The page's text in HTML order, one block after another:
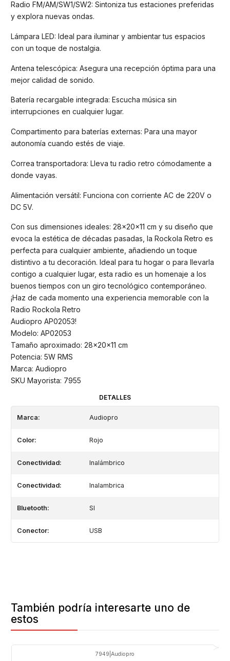
Radio FM/AM/SW1/SW2: Sintoniza tus estaciones preferidas
y explora nuevas ondas.
Lámpara LED: Ideal para iluminar y ambientar tus espacios
con un toque de nostalgia.
Antena telescópica: Asegura una recepción óptima para una
mejor calidad de sonido.
Batería recargable integrada: Escucha música sin
interrupciones en cualquier lugar.
Compartimento para baterías externas: Para una mayor
autonomía cuando estés de viaje.
Correa transportadora: Lleva tu radio retro cómodamente a
donde vayas.
Alimentación versátil: Funciona con corriente AC de 220V o
DC 5V.
Con sus dimensiones ideales: 28x20x11 cm y su diseño que
evoca la estética de décadas pasadas, la Rockola Retro es
perfecta para cualquier ambiente, añadiendo un toque
distintivo a tu decoración. Ideal para tu hogar o para llevarla
contigo a cualquier lugar, esta radio es un homenaje a los
buenos tiempos con un giro tecnológico contemporáneo.
¡Haz de cada momento una experiencia memorable con la
Radio Rockola Retro
Audiopro AP02053!
Modelo: AP02053
Tamaño aproximado: 28x20x11 cm
Potencia: 5W RMS
Marca: Audiopro
SKU Mayorista: 7955
DETALLES
Marca: Audiopro
Color: Rojo
Conectividad: Inalámbrico
Conectividad: Inalambrica
Bluetooth: SI
Conector: USB
También podría interesarte uno de
estos
7949 Audiopro